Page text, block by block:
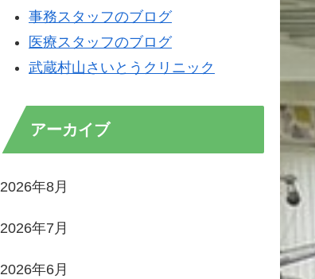
事務スタッフのブログ
医療スタッフのブログ
武蔵村山さいとうクリニック
アーカイブ
2026年8月
2026年7月
2026年6月